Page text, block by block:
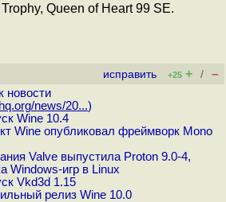
Queen of Heart 99 SE.
исправить +25 + / –
новости
news/20...)
Wine 10.4
Wine опубликовал фреймворк Mono
Valve выпустила Proton 9.0-4,
Windows-игр в Linux
Vkd3d 1.15
релиз Wine 10.0